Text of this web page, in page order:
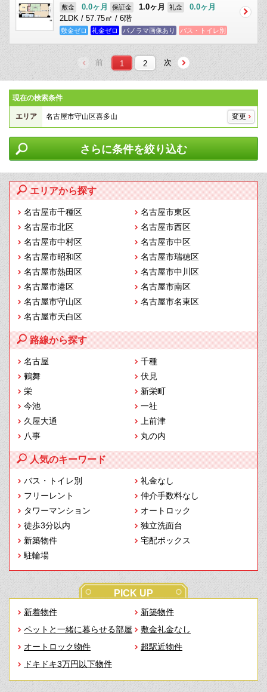
敷金 0.0ヶ月 保証金 1.0ヶ月 礼金
0.0ヶ月
2LDK / 57.75㎡ / 6階
敷金ゼロ 礼金ゼロ パノラマ画像あり バス・トイレ別
前 1 2 次
現在の検索条件
エリア 名古屋市守山区喜多山 変更
さらに条件を絞り込む
エリアから探す
名古屋市千種区
名古屋市東区
名古屋市北区
名古屋市西区
名古屋市中村区
名古屋市中区
名古屋市昭和区
名古屋市瑞穂区
名古屋市熱田区
名古屋市中川区
名古屋市港区
名古屋市南区
名古屋市守山区
名古屋市名東区
名古屋市天白区
路線から探す
名古屋
千種
鶴舞
伏見
栄
新栄町
今池
一社
久屋大通
上前津
八事
丸の内
人気のキーワード
バス・トイレ別
礼金なし
フリーレント
仲介手数料なし
タワーマンション
オートロック
徒歩3分以内
独立洗面台
新築物件
宅配ボックス
駐輪場
PICK UP
新着物件
新築物件
ペットと一緒に暮らせる部屋
敷金礼金なし
オートロック物件
超駅近物件
ドキドキ3万円以下物件